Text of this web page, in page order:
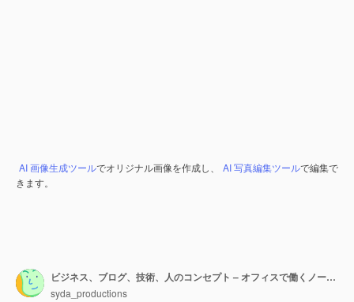
AI 画像生成ツールでオリジナル画像を作成し、 AI 写真編集ツールで編集で
きます。
ビジネス、ブログ、技術、人のコンセプト – オフィスで働くノートパソコンの画面にインターネットのブログページを持つビジネスマン
syda_productions